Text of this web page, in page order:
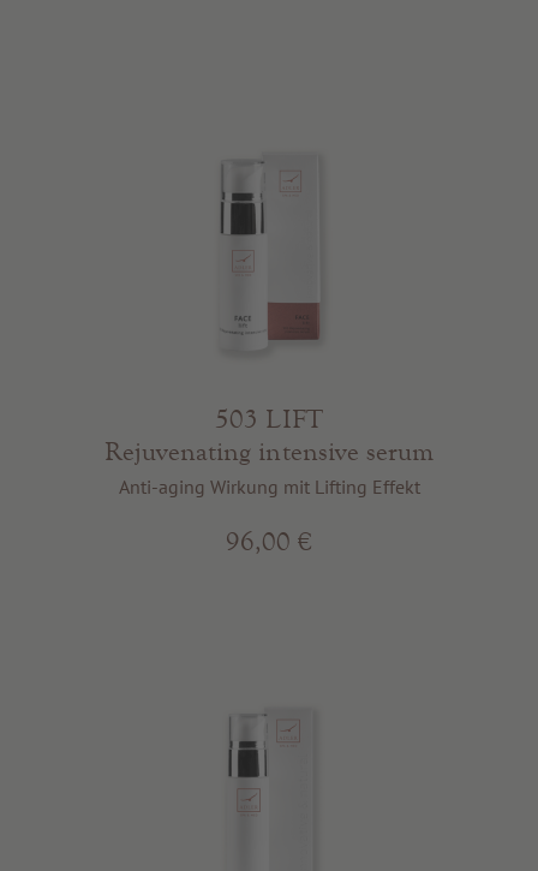
503 LIFT
Rejuvenating intensive serum
Anti-aging Wirkung mit Lifting Effekt
96,00 €